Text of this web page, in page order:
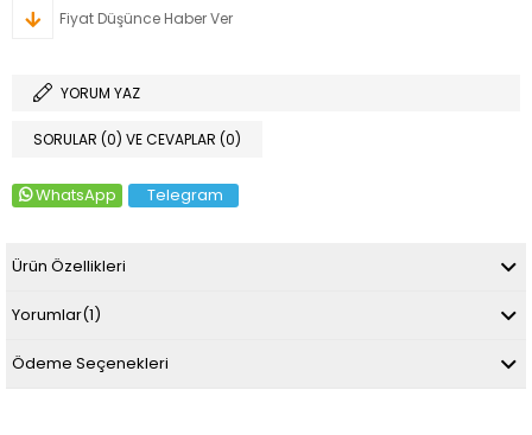
Fiyat Düşünce Haber Ver
YORUM YAZ
SORULAR (0) VE CEVAPLAR (0)
WhatsApp Telegram
Ürün Özellikleri
Yorumlar(1)
Ödeme Seçenekleri